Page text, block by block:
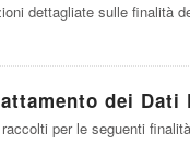
dettagliate sulle finalità
dei Dati
per le seguenti